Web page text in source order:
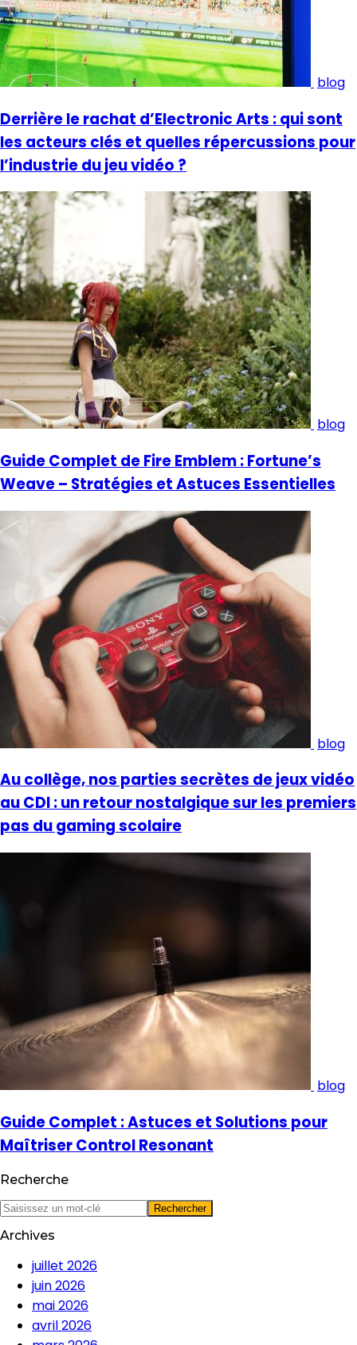
blog
Derrière le rachat d’Electronic Arts : qui sont
les acteurs clés et quelles répercussions pour
l’industrie du jeu vidéo ?
blog
Guide Complet de Fire Emblem : Fortune’s
Weave – Stratégies et Astuces Essentielles
blog
Au collège, nos parties secrètes de jeux vidéo
au CDI : un retour nostalgique sur les premiers
pas du gaming scolaire
blog
Guide Complet : Astuces et Solutions pour
Maîtriser Control Resonant
Recherche
Archives
juillet 2026
juin 2026
mai 2026
avril 2026